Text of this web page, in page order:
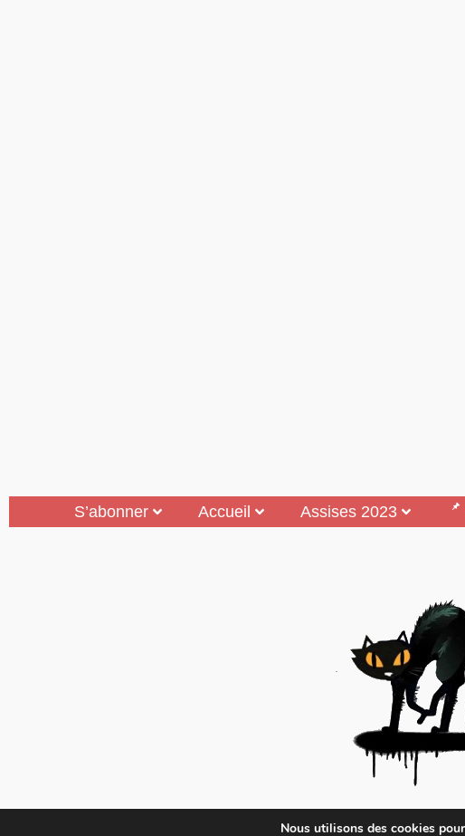
S’abonner Accueil Assises 2023
Mouais, le mensuel dubitatif…quoique est édité
Nous utilisons des cookies